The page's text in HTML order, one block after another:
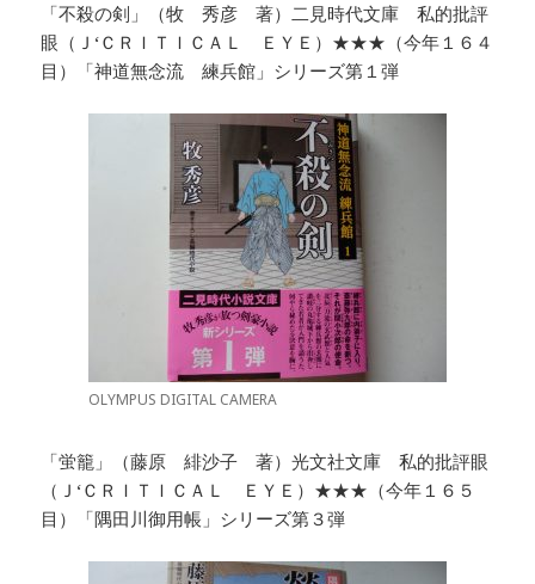
「不殺の剣」（牧 秀彦 著）二見時代文庫 私的批評
眼（Ｊ‘ＣＲＩＴＩＣＡＬ ＥＹＥ）★★★（今年１６４
目）「神道無念流 練兵館」シリーズ第１弾
OLYMPUS DIGITAL CAMERA
「蛍籠」（藤原 緋沙子 著）光文社文庫 私的批評眼
（Ｊ‘ＣＲＩＴＩＣＡＬ ＥＹＥ）★★★（今年１６５
目）「隅田川御用帳」シリーズ第３弾